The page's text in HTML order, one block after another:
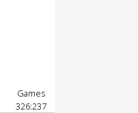
Games
326:237